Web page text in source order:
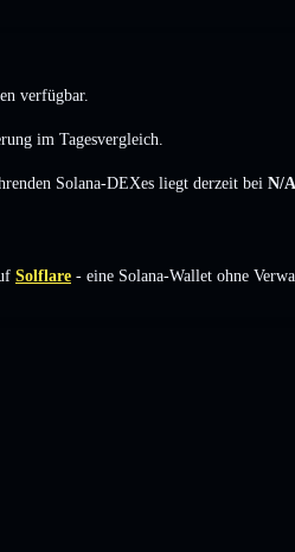
verfügbar.
im Tagesvergleich.
Solana-DEXes liegt derzeit bei N/A
Solflare - eine Solana-Wallet ohne